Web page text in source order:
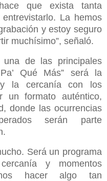
que exista tanta
La hemos
y estoy seguro
muchísimo”, señaló.
de las principales
Qué Más” será la
y la cercanía con los
un formato auténtico,
donde las ocurrencias
serán parte
Será un programa
y momentos
hacer algo tan